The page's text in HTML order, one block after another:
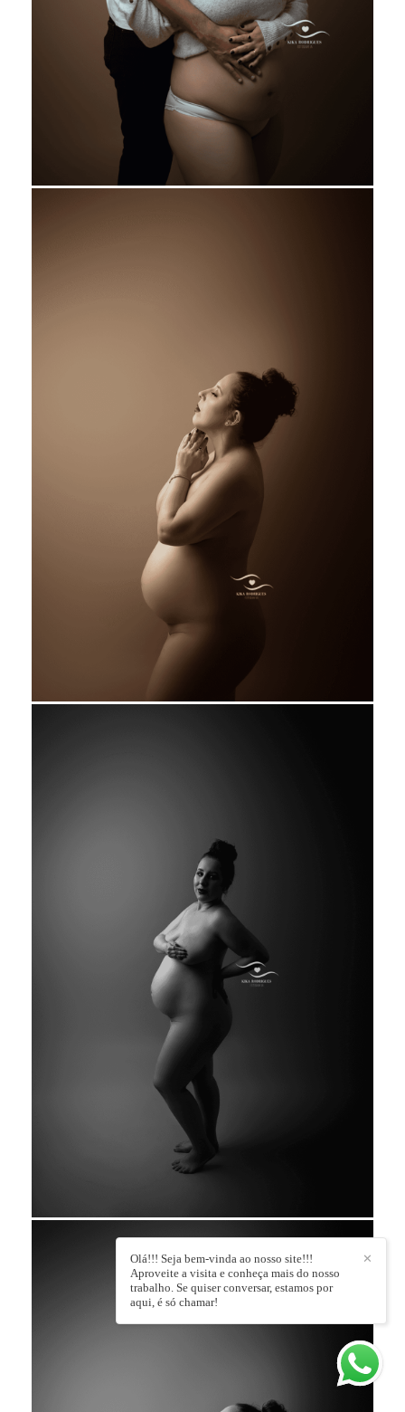
✕
Olá!!! Seja bem-vinda ao nosso site!!!
Aproveite a visita e conheça mais do nosso
trabalho. Se quiser conversar, estamos por
aqui, é só chamar!